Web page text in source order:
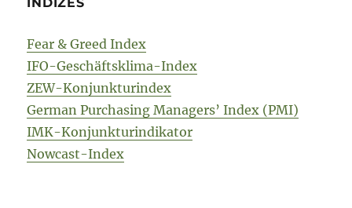
Fear & Greed Index
IFO-Geschäftsklima-Index
ZEW-Konjunkturindex
German Purchasing Managers’ Index (PMI)
IMK-Konjunkturindikator
Nowcast-Index